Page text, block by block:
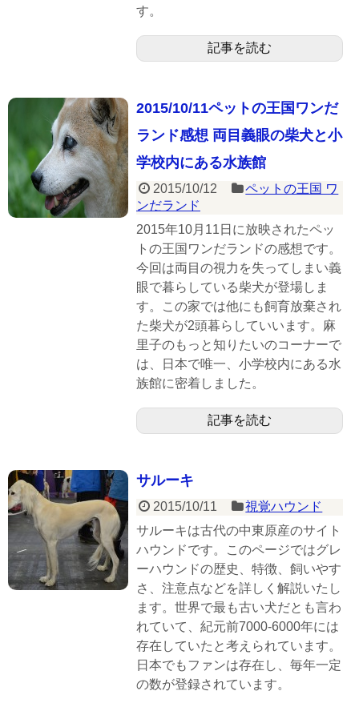
す。
記事を読む
2015/10/11ペットの王国ワンだ
ランド感想 両目義眼の柴犬と小
学校内にある水族館
2015/10/12
ペットの王国 ワ
ンだランド
2015年10月11日に放映されたペッ
トの王国ワンだランドの感想です。
今回は両目の視力を失ってしまい義
眼で暮らしている柴犬が登場しま
す。この家では他にも飼育放棄され
た柴犬が2頭暮らしていいます。麻
里子のもっと知りたいのコーナーで
は、日本で唯一、小学校内にある水
族館に密着しました。
記事を読む
サルーキ
2015/10/11
視覚ハウンド
サルーキは古代の中東原産のサイト
ハウンドです。このページではグレ
ーハウンドの歴史、特徴、飼いやす
さ、注意点などを詳しく解説いたし
ます。世界で最も古い犬だとも言わ
れていて、紀元前7000-6000年には
存在していたと考えられています。
日本でもファンは存在し、毎年一定
の数が登録されています。